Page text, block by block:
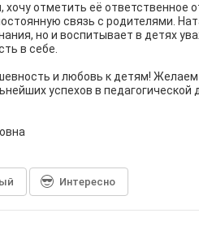
отметить её ответственное
связь с родителями.
но и воспитывает в детях
в себе.
и любовь к детям! Желаем
успехов в педагогической
Интересно